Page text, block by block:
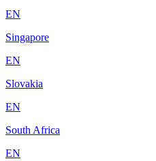
EN
Singapore
EN
Slovakia
EN
South Africa
EN